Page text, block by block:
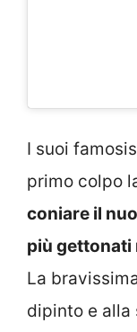
I suoi
primo colpo
coniare il
più gettonati
La
dipinto e alla